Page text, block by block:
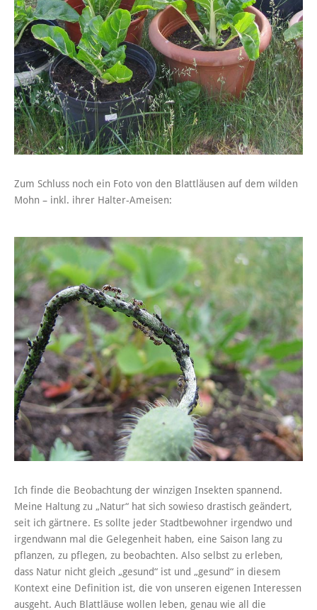
Zum Schluss noch ein Foto von den Blattläusen auf dem wilden
Mohn – inkl. ihrer Halter-Ameisen:
Ich finde die Beobachtung der winzigen Insekten spannend.
Meine Haltung zu „Natur“ hat sich sowieso drastisch geändert,
seit ich gärtnere. Es sollte jeder Stadtbewohner irgendwo und
irgendwann mal die Gelegenheit haben, eine Saison lang zu
pflanzen, zu pflegen, zu beobachten. Also selbst zu erleben,
dass Natur nicht gleich „gesund“ ist und „gesund“ in diesem
Kontext eine Definition ist, die von unseren eigenen Interessen
ausgeht. Auch Blattläuse wollen leben, genau wie all die